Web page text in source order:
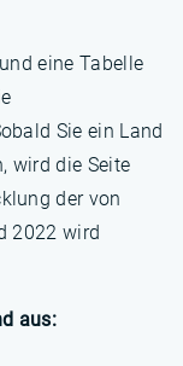
eine Tabelle
Sie ein Land
wird die Seite
der von
2022 wird
aus: